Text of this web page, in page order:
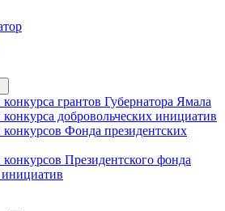
грантов Губернатора Ямала
добровольческих инициатив
Фонда президентских
Президентского фонда